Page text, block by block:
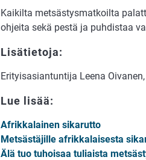
Kaikilta metsästysmatkoilta
ohjeita sekä pestä ja puhdistaa
Lisätietoja:
Erityisasiantuntija Leena
Lue lisää:
Afrikkalainen sikarutto
Metsästäjille afrikkalaisesta
Älä tuo tuhoisaa tuliaista